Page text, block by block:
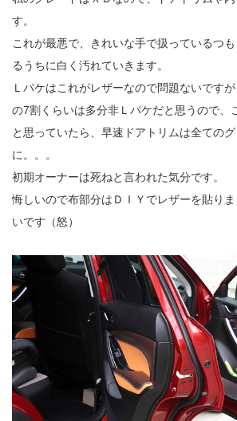
す。
これが最悪で、きれいな手で扱っているつ
るうちに白く汚れていきます。
Ｌパケはこれがレザーなので問題ないです
の7割くらいは多分非Ｌパケだと思うので、
と思っていたら、早速ドアトリムは全ての
に。。。
初期オーナーは死ねと言われた気分です。
悔しいので布部分はＤＩＹでレザーを貼り
いです（怒）